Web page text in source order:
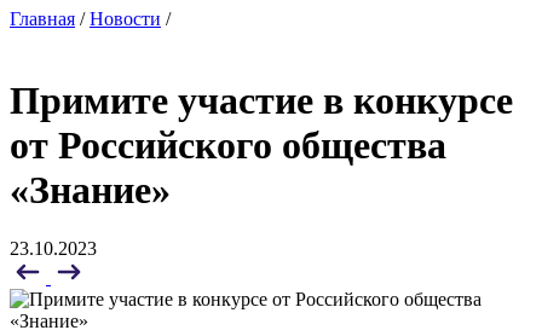
Главная /Новости /
Примите участие в конкурсе
от Российского общества
«Знание»
23.10.2023